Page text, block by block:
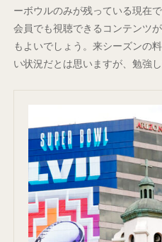
ーボウルのみが残っている現在
会員でも視聴できるコンテンツ
もよいでしょう。来シーズンの
い状況だとは思いますが、勉強し